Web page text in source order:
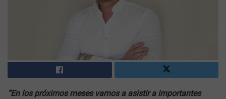
“En los próximos meses vamos a asistir a importantes